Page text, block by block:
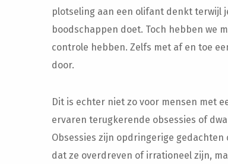
plotseling aan een olifant denkt terwijl
boodschappen doet. Toch hebben we
controle hebben. Zelfs met af en toe
door.
Dit is echter niet zo voor mensen met
ervaren terugkerende obsessies of
Obsessies zijn opdringerige gedachten
dat ze overdreven of irrationeel zijn,